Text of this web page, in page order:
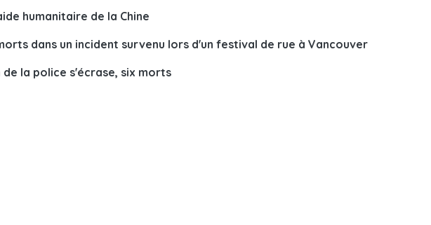
humanitaire de la Chine
dans un incident survenu lors d'un festival de rue à Vancouver
de la police s'écrase, six morts